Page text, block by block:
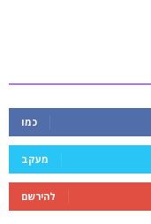
כמו
מעקב
להירשם